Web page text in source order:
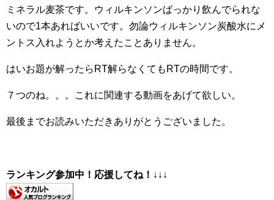
ミネラル麦茶です。ウィルキンソンばっかり飲んでられな
いので1本あればいいです。勿論ウィルキンソン炭酸水にメ
ントス入れようとか考えたことありません。
はいお題が解ったらRT解らなくてもRTの時間です。
７つのね。。。これに関連する動画をあげて欲しい。
最後までお読みいただきありがとうございました。
ランキング参加中！応援してね！ ↓↓↓